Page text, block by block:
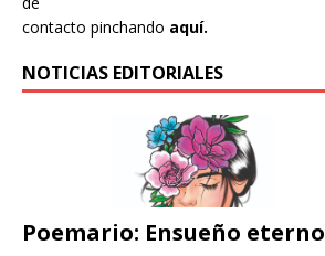
contacto pinchando aquí.
NOTICIAS EDITORIALES
Poemario: Ensueño eterno